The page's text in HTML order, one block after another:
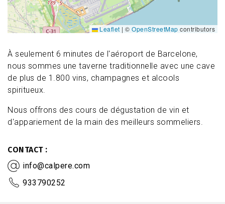
À seulement 6 minutes de l'aéroport de Barcelone,
nous sommes une taverne traditionnelle avec une cave
de plus de 1.800 vins, champagnes et alcools
spiritueux.
Nous offrons des cours de dégustation de vin et
d'appariement de la main des meilleurs sommeliers.
CONTACT
info@calpere.com
933790252
Leaflet | © OpenStreetMap contributors